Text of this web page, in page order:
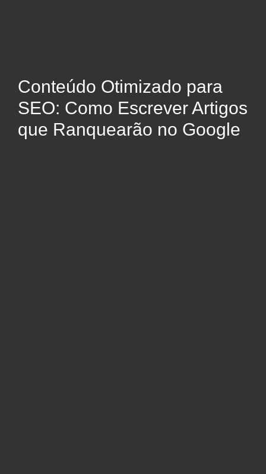
Conteúdo Otimizado para
SEO: Como Escrever Artigos
que Ranquearão no Google